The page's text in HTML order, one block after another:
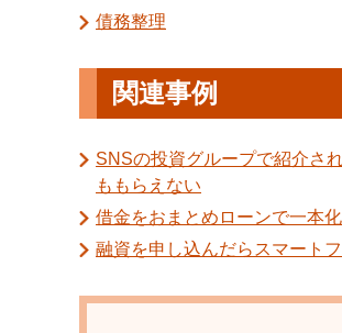
債務整理
関連事例
SNSの投資グループで紹介さ
ももらえない
借金をおまとめローンで一本
融資を申し込んだらスマート